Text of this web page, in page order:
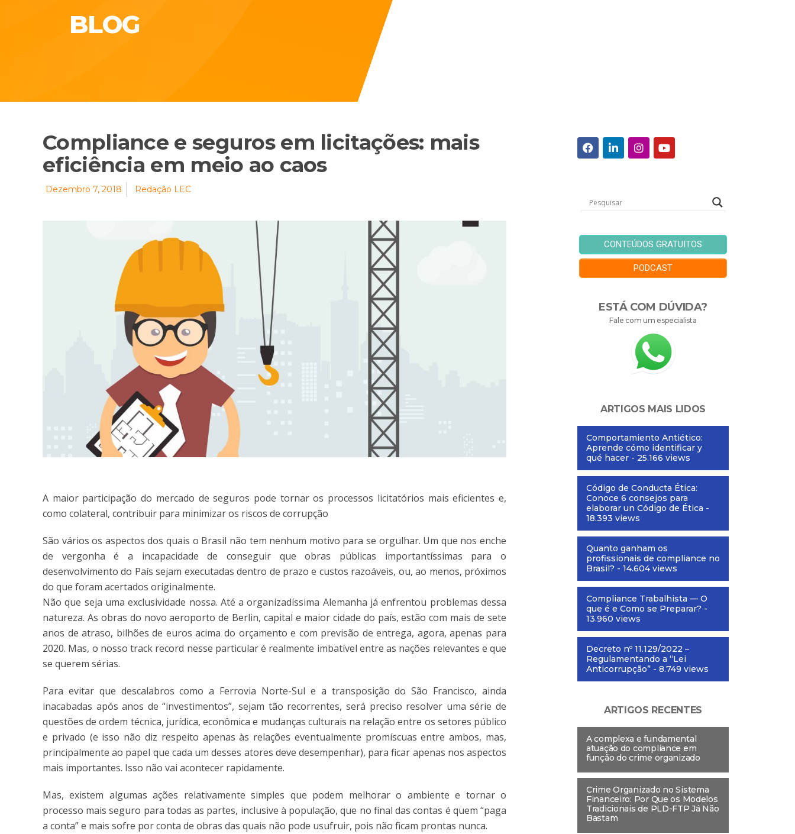
BLOG
Compliance e seguros em licitações: mais
eficiência em meio ao caos
Dezembro 7, 2018 Redação LEC
A maior participação do mercado de seguros pode tornar os processos licitatórios mais eficientes e,
como colateral, contribuir para minimizar os riscos de corrupção
São vários os aspectos dos quais o Brasil não tem nenhum motivo para se orgulhar. Um que nos enche
de vergonha é a incapacidade de conseguir que obras públicas importantíssimas para o
desenvolvimento do País sejam executadas dentro de prazo e custos razoáveis, ou, ao menos, próximos
do que foram acertados originalmente.
Não que seja uma exclusividade nossa. Até a organizadíssima Alemanha já enfrentou problemas dessa
natureza. As obras do novo aeroporto de Berlin, capital e maior cidade do país, estão com mais de sete
anos de atraso, bilhões de euros acima do orçamento e com previsão de entrega, agora, apenas para
2020. Mas, o nosso track record nesse particular é realmente imbatível entre as nações relevantes e que
se querem sérias.
Para evitar que descalabros como a Ferrovia Norte-Sul e a transposição do São Francisco, ainda
inacabadas após anos de “investimentos”, sejam tão recorrentes, será preciso resolver uma série de
questões de ordem técnica, jurídica, econômica e mudanças culturais na relação entre os setores público
e privado (e isso não diz respeito apenas às relações eventualmente promíscuas entre ambos, mas,
principalmente ao papel que cada um desses atores deve desempenhar), para ficar apenas nos aspectos
mais importantes. Isso não vai acontecer rapidamente.
Mas, existem algumas ações relativamente simples que podem melhorar o ambiente e tornar o
processo mais seguro para todas as partes, inclusive à população, que no final das contas é quem “paga
a conta” e mais sofre por conta de obras das quais não pode usufruir, pois não ficam prontas nunca.
CONTEÚDOS GRATUITOS
PODCAST
ESTÁ COM DÚVIDA?
Fale com um especialista
ARTIGOS MAIS LIDOS
Comportamiento Antiético:
Aprende cómo identificar y
qué hacer - 25.166 views
Código de Conducta Ética:
Conoce 6 consejos para
elaborar un Código de Ética -
18.393 views
Quanto ganham os
profissionais de compliance no
Brasil? - 14.604 views
Compliance Trabalhista — O
que é e Como se Preparar? -
13.960 views
Decreto nº 11.129/2022 –
Regulamentando a “Lei
Anticorrupção” - 8.749 views
ARTIGOS RECENTES
A complexa e fundamental
atuação do compliance em
função do crime organizado
Crime Organizado no Sistema
Financeiro: Por Que os Modelos
Tradicionais de PLD-FTP Já Não
Bastam